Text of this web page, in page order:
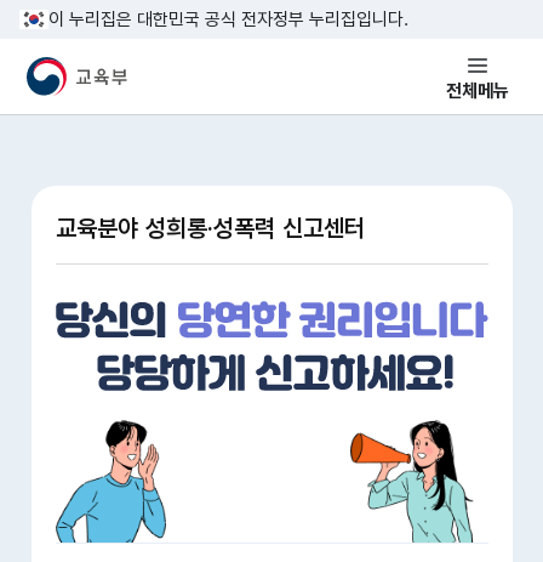
본문 바로가기
이 누리집은 대한민국 공식 전자정부 누리집입니다.
교육부 국민 메인홈페이지 전체메뉴
교육분야 성희롱·성폭력 신고센터